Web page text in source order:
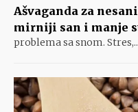
Ašvaganda za
mirniji san i manje
problema sa snom.